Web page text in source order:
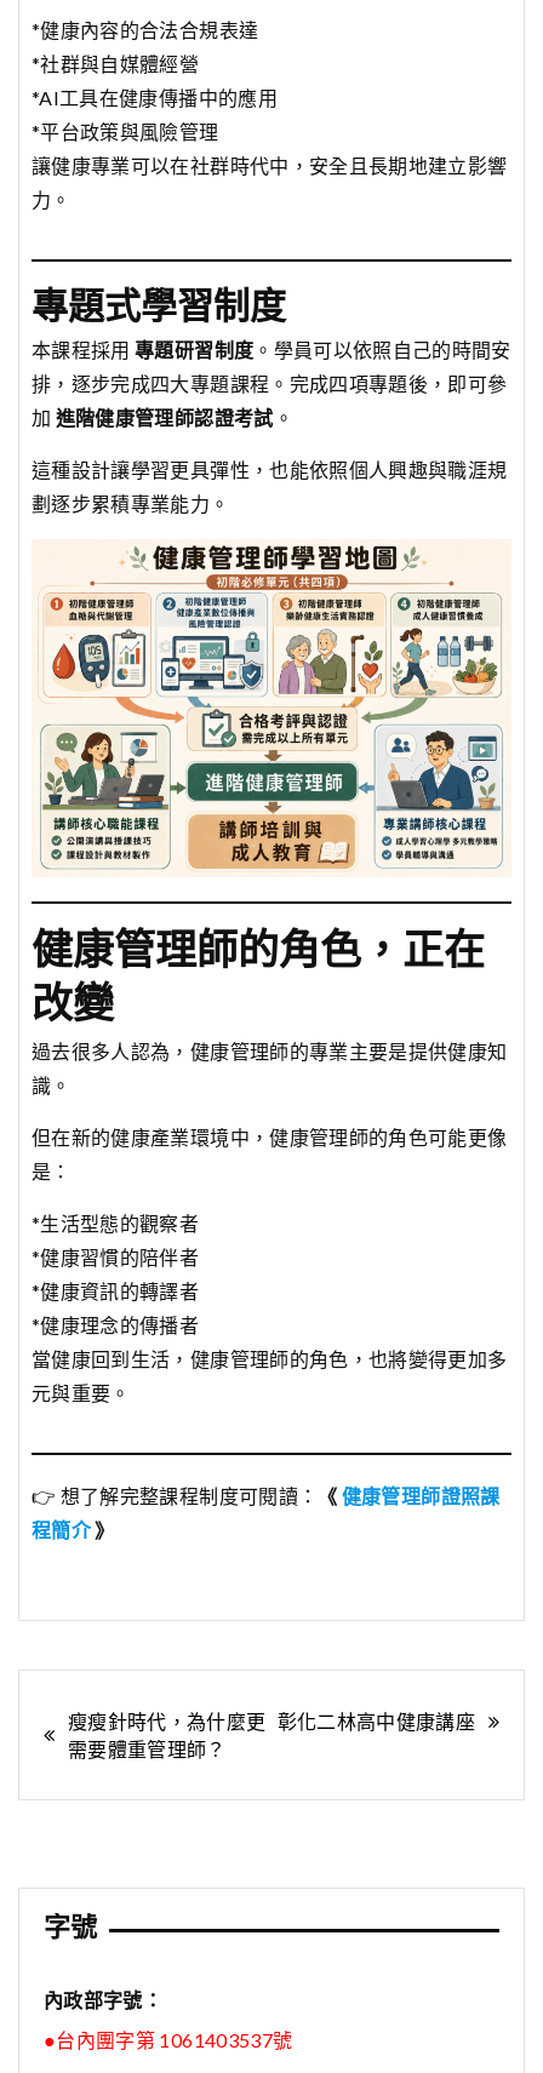
*健康內容的合法合規表達
*社群與自媒體經營
*AI工具在健康傳播中的應用
*平台政策與風險管理
讓健康專業可以在社群時代中，安全且長期地建立影響
力。
專題式學習制度
本課程採用專題研習制度 。學員可以依照自己的時間安
排，逐步完成四大專題課程。完成四項專題後，即可參
加 進階健康管理師認證考試 。
這種設計讓學習更具彈性，也能依照個人興趣與職涯規
劃逐步累積專業能力。
健康管理師的角色，正在
改變
過去很多人認為，健康管理師的專業主要是提供健康知
識。
但在新的健康產業環境中，健康管理師的角色可能更像
是：
*生活型態的觀察者
*健康習慣的陪伴者
*健康資訊的轉譯者
*健康理念的傳播者
當健康回到生活，健康管理師的角色，也將變得更加多
元與重要。
👉 想了解完整課程制度可閱讀： 《 健康管理師證照課
程簡介》
文
章
瘦瘦針時代，為什麼更
需要體重管理師？
彰化二林高中健康講座
字號
內政部字號：
●台內團字第 1061403537號